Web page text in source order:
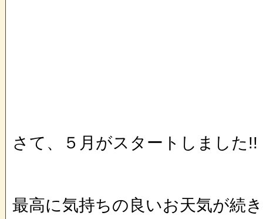
さて、５月がスタートしまし
最高に気持ちの良いお天気が続